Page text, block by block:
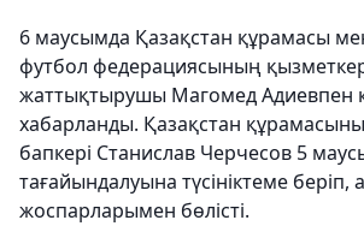
6 маусымда Қазақстан құрамасы
футбол федерациясының
жаттықтырушы Магомед Адиевпен
хабарланды. Қазақстан
бапкері Станислав Черчесов 5
тағайындалуына түсініктеме беріп,
жоспарларымен бөлісті.